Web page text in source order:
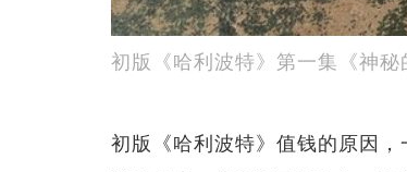
初版《哈利波特》第一集《神秘
初版《哈利波特》值钱的原因